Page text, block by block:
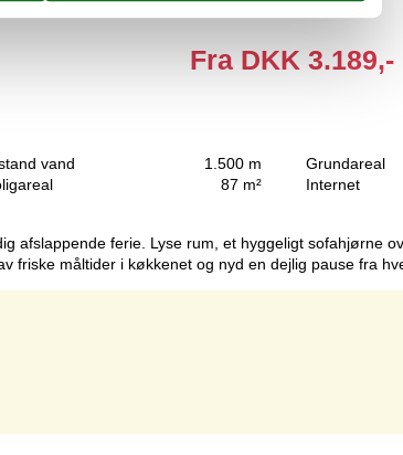
Fra DKK 3.189,-
vand
1.500 m
87 m²
Grundareal
Internet
afslappende ferie. Lyse rum, et hyggeligt sofahjørne
måltider i køkkenet og nyd en dejlig pause fra